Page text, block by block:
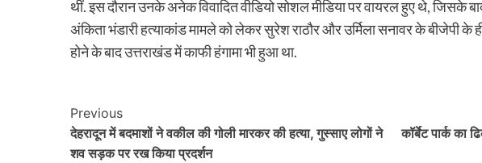
थीं. इस दौरान उनके अनेक विवादित वीडियो सोशल मीडिया पर वायरल हुए थे, जिसके बाद
अंकिता भंडारी हत्याकांड मामले को लेकर सुरेश राठौर और उर्मिला सनावर के बीजेपी
होने के बाद उत्तराखंड में काफी हंगामा भी हुआ था.
Post
Navigation
Previous
देहरादून में बदमाशों ने वकील की गोली मारकर की हत्या, गुस्साए लोगों ने
शव सड़क पर रख किया प्रदर्शन
कॉर्बेट पार्क का